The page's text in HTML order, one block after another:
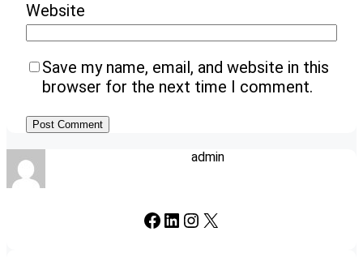
Website
Save my name, email, and website in this
browser for the next time I comment.
admin
Facebook LinkedIn Instagram X